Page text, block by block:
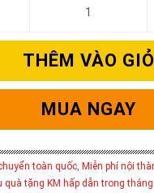
THÊM VÀO GIỎ
MUA NGAY
toàn quốc, Miễn phí nội
quà tặng KM hấp dẫn trong tháng.